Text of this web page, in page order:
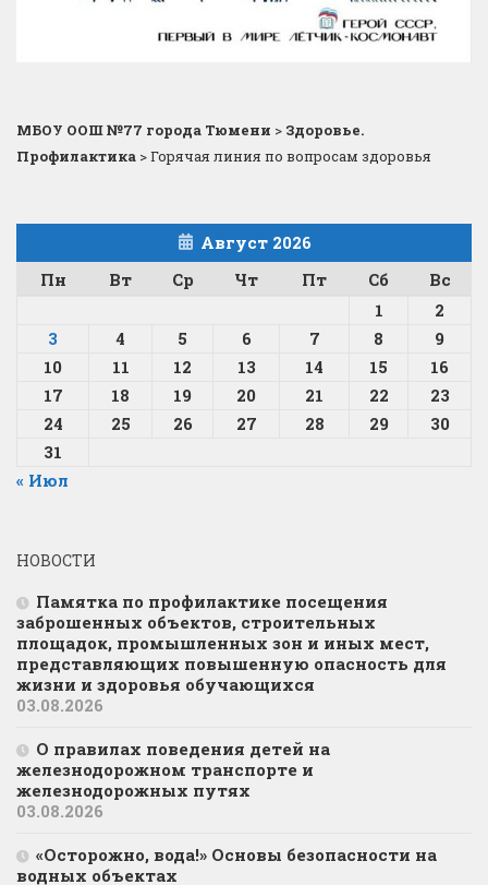
МБОУ ООШ №77 города Тюмени > Здоровье.
Профилактика >Горячая линия по вопросам здоровья
Август 2026
Пн
Вт Ср Чт Пт Сб
Вс
1
2
3
4 5 6 7 8
9
10
11 12 13 14 15
16
17
18 19 20 21 22
23
24
25 26 27 28 29
30
31
« Июл
НОВОСТИ
Памятка по профилактике посещения
заброшенных объектов, строительных
площадок, промышленных зон и иных мест,
представляющих повышенную опасность для
жизни и здоровья обучающихся
03.08.2026
О правилах поведения детей на
железнодорожном транспорте и
железнодорожных путях
03.08.2026
«Осторожно, вода!» Основы безопасности на
водных объектах